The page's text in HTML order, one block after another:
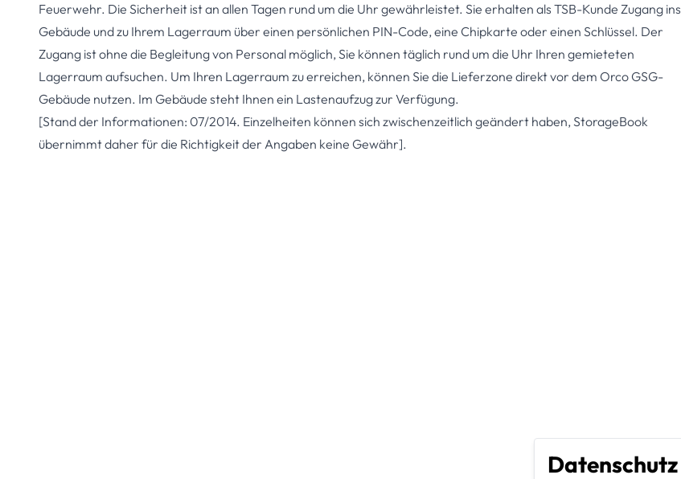
Feuerwehr. Die Sicherheit ist an allen Tagen rund um die Uhr gewährleistet. Sie erhalten als TSB-Kunde Zugang ins
Gebäude und zu Ihrem Lagerraum über einen persönlichen PIN-Code, eine Chipkarte oder einen Schlüssel. Der
Zugang ist ohne die Begleitung von Personal möglich, Sie können täglich rund um die Uhr Ihren gemieteten
Lagerraum aufsuchen. Um Ihren Lagerraum zu erreichen, können Sie die Lieferzone direkt vor dem Orco GSG-
Gebäude nutzen. Im Gebäude steht Ihnen ein Lastenaufzug zur Verfügung.
[Stand der Informationen: 07/2014. Einzelheiten können sich zwischenzeitlich geändert haben, StorageBook
übernimmt daher für die Richtigkeit der Angaben keine Gewähr].
Datenschutz